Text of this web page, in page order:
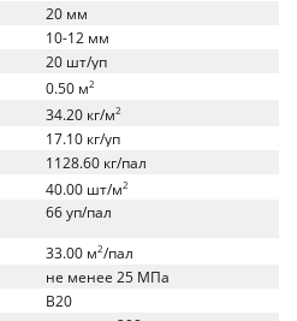
20 мм
10-12 мм
20 шт/уп
0.50 м2
34.20 кг/м2
17.10 кг/уп
1128.60 кг/пал
40.00 шт/м2
66 уп/пал
33.00 м2/пал
не менее 25 МПа
B20